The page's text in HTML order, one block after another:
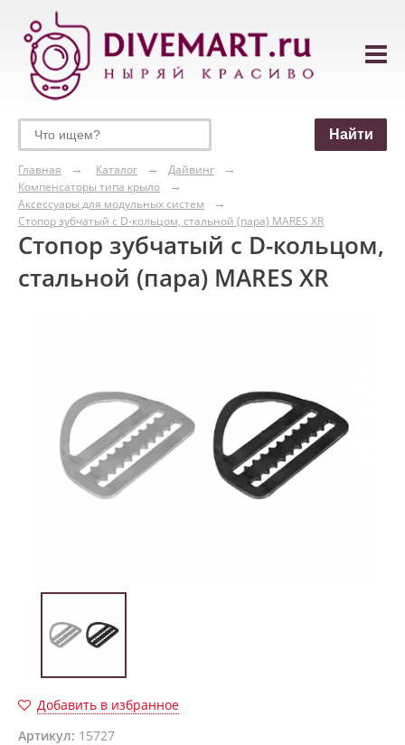
Главная Каталог
Дайвинг
Компенсаторы типа крыло
Аксессуары для модульных систем
Стопор зубчатый с D-кольцом, стальной (пара) MARES XR
Стопор зубчатый с D-кольцом,
стальной (пара) MARES XR
Добавить в избранное
Артикул: 15727